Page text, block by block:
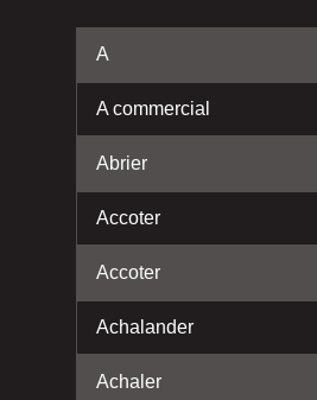
A
A commercial
Abrier
Accoter
Accoter
Achalander
Achaler